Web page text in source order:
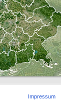
Impressum